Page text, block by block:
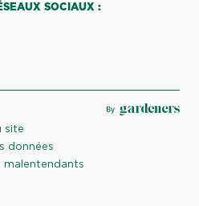
SOCIAUX :
site
données
malentendants